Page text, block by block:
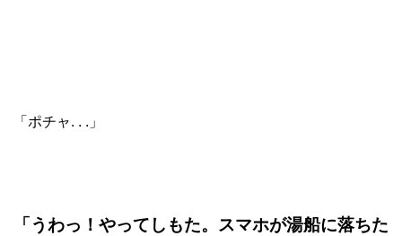
「ポチャ. . .」
「うわっ！やってしもた。スマホが湯船に落ちた